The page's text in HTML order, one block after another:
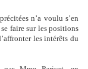
n’a voulu s’en
faire sur les positions
les intérêts du